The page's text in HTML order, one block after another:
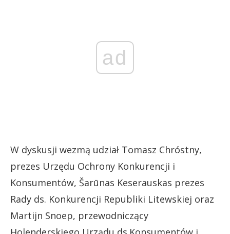
ad
W dyskusji wezmą udział Tomasz Chróstny,
prezes Urzędu Ochrony Konkurencji i
Konsumentów, Šarūnas Keserauskas prezes
Rady ds. Konkurencji Republiki Litewskiej oraz
Martijn Snoep, przewodniczący